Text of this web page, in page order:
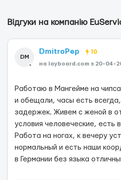
Відгуки на компанію
DM
DmitroPep 10
на layboard.com з 20-04-
Работаю в Мангейме на
и обещали, часы есть
задержек. Живем с женой в
условия человеческие, есть
Работа на ногах, к вечеру
нормальный и есть наши
в Германии без языка